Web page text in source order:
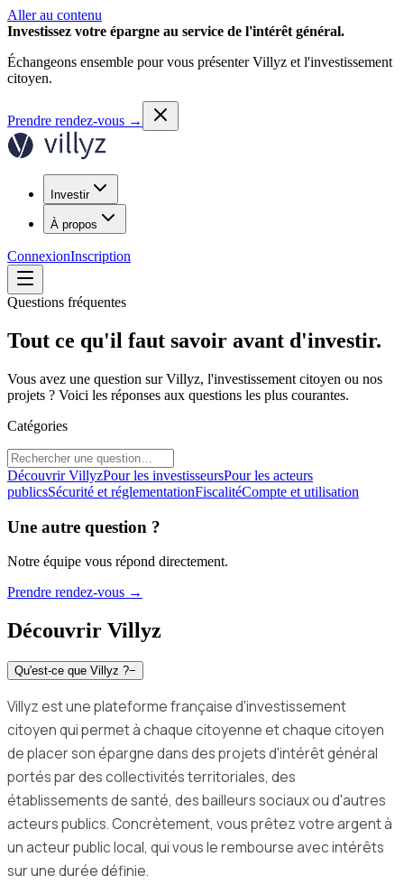
Aller au contenu
Investissez votre épargne au service de l'intérêt général.
Échangeons ensemble pour vous présenter Villyz et l'investissement
citoyen.
Prendre rendez-vous →
Investir
À propos
ConnexionInscription
Questions fréquentes
Tout ce qu'il faut savoir avant d'investir.
Vous avez une question sur Villyz, l'investissement citoyen ou nos
projets ? Voici les réponses aux questions les plus courantes.
Catégories
Découvrir VillyzPour les investisseursPour les acteurs
publicsSécurité et réglementationFiscalitéCompte et utilisation
Une autre question ?
Notre équipe vous répond directement.
Prendre rendez-vous →
Découvrir Villyz
Qu'est-ce que Villyz ?−
Villyz est une plateforme française d'investissement
citoyen qui permet à chaque citoyenne et chaque citoyen
de placer son épargne dans des projets d'intérêt général
portés par des collectivités territoriales, des
établissements de santé, des bailleurs sociaux ou d'autres
acteurs publics. Concrètement, vous prêtez votre argent à
un acteur public local, qui vous le rembourse avec intérêts
sur une durée définie.